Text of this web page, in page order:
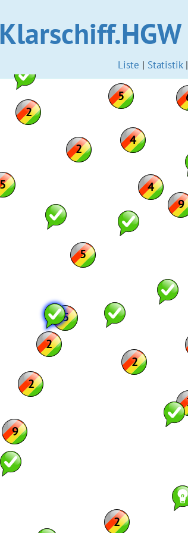
Klarschiff.HGW
Liste | Statistik|